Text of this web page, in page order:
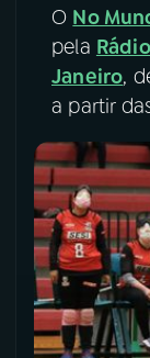
O No
pela
Janeiro,
a partir